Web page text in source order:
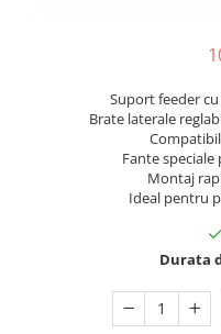
Suport feeder
Brate laterale
Fante
Montaj
Ideal pentru
Durata